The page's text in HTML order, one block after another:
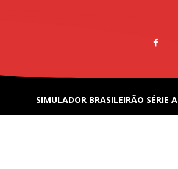
SIMULADOR BRASILEIRÃO SÉRIE A